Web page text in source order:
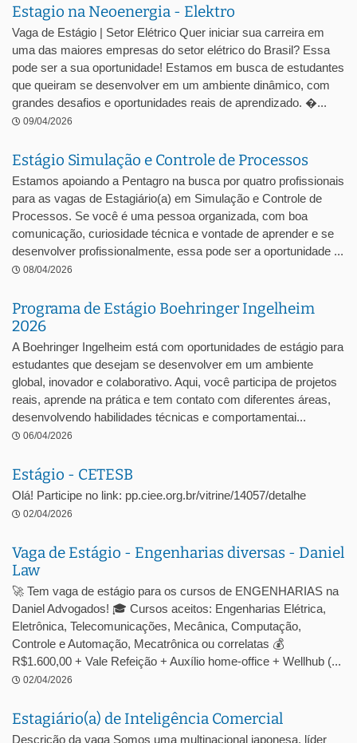
Estagio na Neoenergia - Elektro
Vaga de Estágio | Setor Elétrico Quer iniciar sua carreira em
uma das maiores empresas do setor elétrico do Brasil? Essa
pode ser a sua oportunidade! Estamos em busca de estudantes
que queiram se desenvolver em um ambiente dinâmico, com
grandes desafios e oportunidades reais de aprendizado. �...
09/04/2026
Estágio Simulação e Controle de Processos
Estamos apoiando a Pentagro na busca por quatro profissionais
para as vagas de Estagiário(a) em Simulação e Controle de
Processos. Se você é uma pessoa organizada, com boa
comunicação, curiosidade técnica e vontade de aprender e se
desenvolver profissionalmente, essa pode ser a oportunidade ...
08/04/2026
Programa de Estágio Boehringer Ingelheim
2026
A Boehringer Ingelheim está com oportunidades de estágio para
estudantes que desejam se desenvolver em um ambiente
global, inovador e colaborativo. Aqui, você participa de projetos
reais, aprende na prática e tem contato com diferentes áreas,
desenvolvendo habilidades técnicas e comportamentai...
06/04/2026
Estágio - CETESB
Olá! Participe no link: pp.ciee.org.br/vitrine/14057/detalhe
02/04/2026
Vaga de Estágio - Engenharias diversas - Daniel
Law
🚀 Tem vaga de estágio para os cursos de ENGENHARIAS na
Daniel Advogados! 🎓 Cursos aceitos: Engenharias Elétrica,
Eletrônica, Telecomunicações, Mecânica, Computação,
Controle e Automação, Mecatrônica ou correlatas 💰
R$1.600,00 + Vale Refeição + Auxílio home-office + Wellhub (...
02/04/2026
Estagiário(a) de Inteligência Comercial
Descrição da vaga Somos uma multinacional japonesa, líder